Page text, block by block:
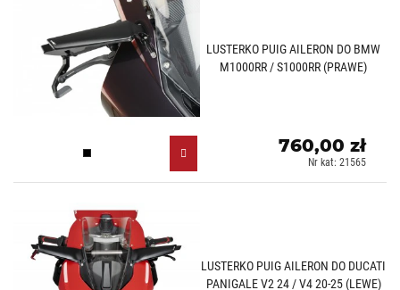
LUSTERKO PUIG AILERON DO BMW
M1000RR / S1000RR (PRAWE)
Czarny (N)
760,00 zł
Nr kat: 21565
LUSTERKO PUIG AILERON DO DUCATI
PANIGALE V2 24 / V4 20-25 (LEWE)